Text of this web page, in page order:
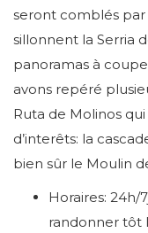
seront comblés
sillonnent la Serria
panoramas à
avons repéré
Ruta de Molinos
d’interêts: la
bien sûr le Moulin
Horaires: 24h/
randonner tôt